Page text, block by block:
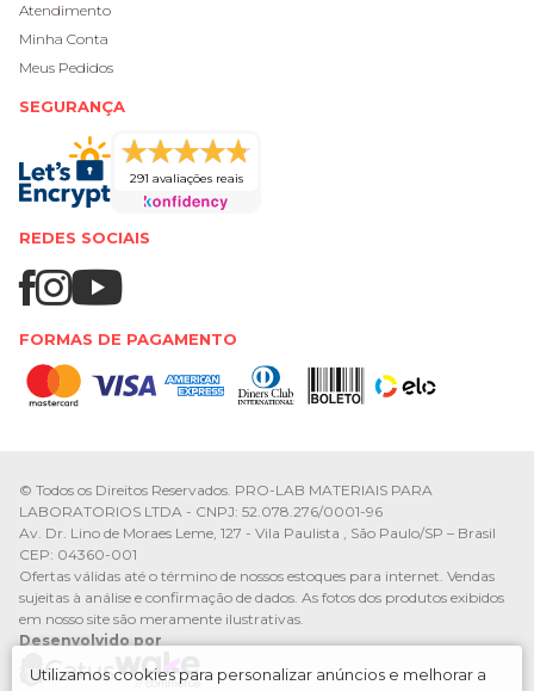
Atendimento
Minha Conta
Meus Pedidos
SEGURANÇA
291 avaliações reais
REDES SOCIAIS
FORMAS DE PAGAMENTO
© Todos os Direitos Reservados. PRO-LAB MATERIAIS PARA
LABORATORIOS LTDA - CNPJ: 52.078.276/0001-96
Av. Dr. Lino de Moraes Leme, 127 - Vila Paulista , São Paulo/SP – Brasil
CEP: 04360-001
Ofertas válidas até o término de nossos estoques para internet. Vendas
sujeitas à análise e confirmação de dados. As fotos dos produtos exibidos
em nosso site são meramente ilustrativas.
Desenvolvido por
Utilizamos cookies para personalizar anúncios e melhorar a